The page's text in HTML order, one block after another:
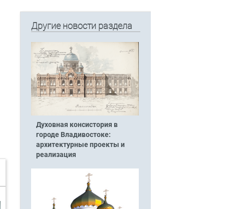
Другие новости раздела
Духовная консистория в
городе Владивостоке:
архитектурные проекты и
реализация